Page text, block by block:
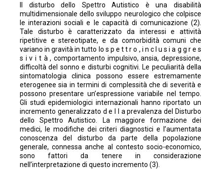
Il disturbo dello Spettro Autistico è una disabilità
multidimensionale dello sviluppo neurologico che colpisce
le interazioni sociali e le capacità di comunicazione (2).
Tale disturbo è caratterizzato da interessi e attività
ripetitive e stereotipate, e da comorbidità comuni che
variano in gravità in tutto lo s p e t t r o , i n c l u s i a g g r e s
s i v i t à , comportamento impulsivo, ansia, depressione,
difficoltà del sonno e disturbi cognitivi. Le peculiarità della
sintomatologia clinica possono essere estremamente
eterogenee sia in termini di complessità che di severità e
possono presentare un’espressione variabile nel tempo.
Gli studi epidemiologici internazionali hanno riportato un
incremento generalizzato d e l l a prevalenza del Disturbo
dello Spettro Autistico. La maggiore formazione dei
medici, le modifiche dei criteri diagnostici e l’aumentata
conoscenza del disturbo da parte della popolazione
generale, connessa anche al contesto socio-economico,
sono fattori da tenere in considerazione
nell’interpretazione di questo incremento (3).